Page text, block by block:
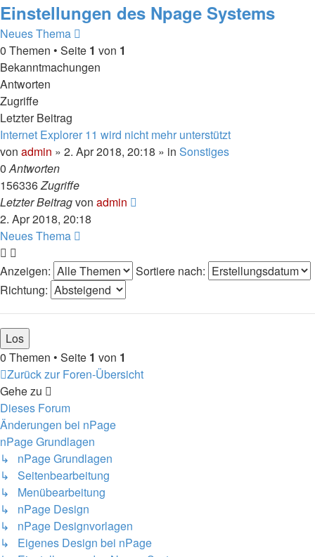
Einstellungen des Npage Systems
Neues Thema
0 Themen • Seite 1 von 1
Bekanntmachungen
Antworten
Zugriffe
Letzter Beitrag
Internet Explorer 11 wird nicht mehr unterstützt
von admin » 2. Apr 2018, 20:18 » in Sonstiges
0Antworten
156336Zugriffe
Letzter Beitragvon admin
2. Apr 2018, 20:18
Neues Thema
Anzeigen:
Sortiere nach:
Richtung:
0 Themen • Seite 1 von 1
Zurück zur Foren-Übersicht
Gehe zu
Dieses Forum
Änderungen bei nPage
nPage Grundlagen
↳ nPage Grundlagen
↳ Seitenbearbeitung
↳ Menübearbeitung
↳ nPage Design
↳ nPage Designvorlagen
↳ Eigenes Design bei nPage